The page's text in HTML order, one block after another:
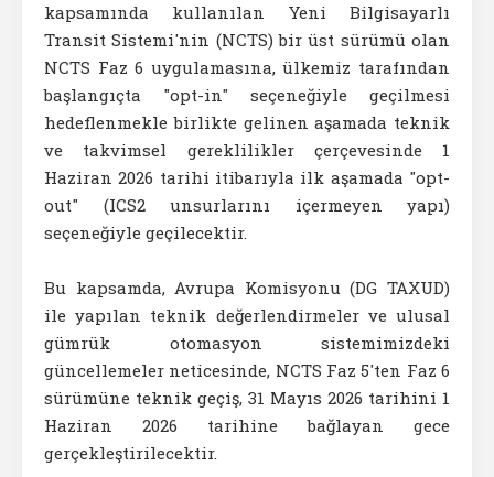
kapsamında kullanılan Yeni Bilgisayarlı
Transit Sistemi'nin (NCTS) bir üst sürümü olan
NCTS Faz 6 uygulamasına, ülkemiz tarafından
başlangıçta "opt-in" seçeneğiyle geçilmesi
hedeflenmekle birlikte gelinen aşamada teknik
ve takvimsel gereklilikler çerçevesinde 1
Haziran 2026 tarihi itibarıyla ilk aşamada "opt-
out" (ICS2 unsurlarını içermeyen yapı)
seçeneğiyle geçilecektir.
Bu kapsamda, Avrupa Komisyonu (DG TAXUD)
ile yapılan teknik değerlendirmeler ve ulusal
gümrük otomasyon sistemimizdeki
güncellemeler neticesinde, NCTS Faz 5'ten Faz 6
sürümüne teknik geçiş, 31 Mayıs 2026 tarihini 1
Haziran 2026 tarihine bağlayan gece
gerçekleştirilecektir.